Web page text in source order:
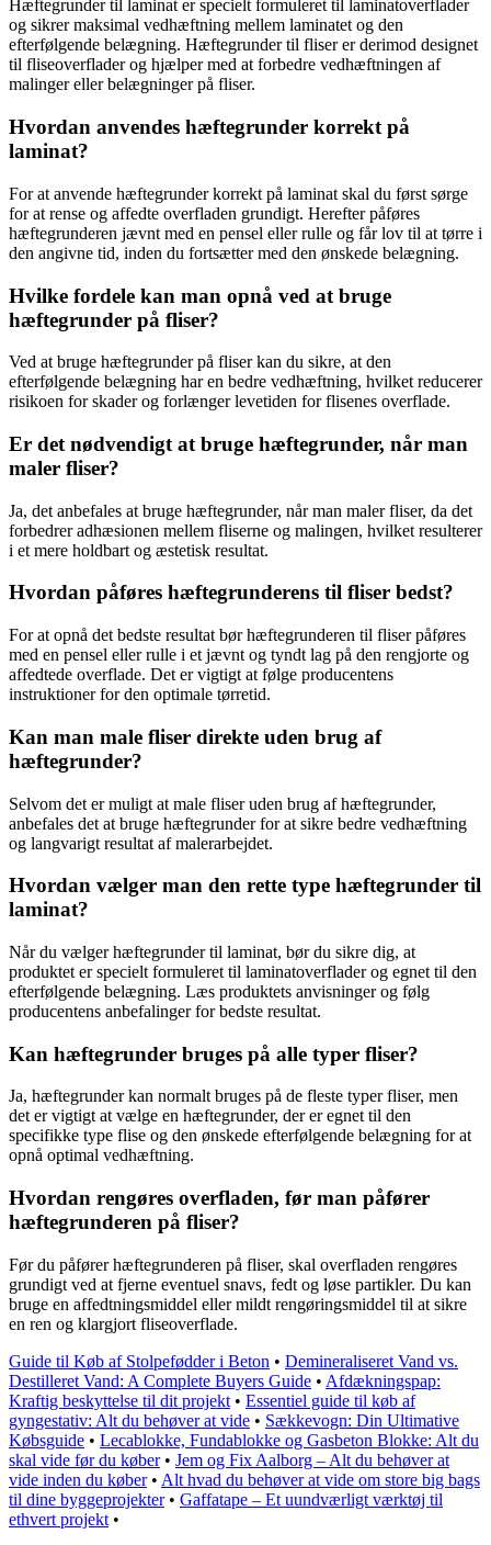
Hæftegrunder til laminat er specielt formuleret til laminatoverflader
og sikrer maksimal vedhæftning mellem laminatet og den
efterfølgende belægning. Hæftegrunder til fliser er derimod designet
til fliseoverflader og hjælper med at forbedre vedhæftningen af
malinger eller belægninger på fliser.
Hvordan anvendes hæftegrunder korrekt på
laminat?
For at anvende hæftegrunder korrekt på laminat skal du først sørge
for at rense og affedte overfladen grundigt. Herefter påføres
hæftegrunderen jævnt med en pensel eller rulle og får lov til at tørre i
den angivne tid, inden du fortsætter med den ønskede belægning.
Hvilke fordele kan man opnå ved at bruge
hæftegrunder på fliser?
Ved at bruge hæftegrunder på fliser kan du sikre, at den
efterfølgende belægning har en bedre vedhæftning, hvilket reducerer
risikoen for skader og forlænger levetiden for flisenes overflade.
Er det nødvendigt at bruge hæftegrunder, når man
maler fliser?
Ja, det anbefales at bruge hæftegrunder, når man maler fliser, da det
forbedrer adhæsionen mellem fliserne og malingen, hvilket resulterer
i et mere holdbart og æstetisk resultat.
Hvordan påføres hæftegrunderens til fliser bedst?
For at opnå det bedste resultat bør hæftegrunderen til fliser påføres
med en pensel eller rulle i et jævnt og tyndt lag på den rengjorte og
affedtede overflade. Det er vigtigt at følge producentens
instruktioner for den optimale tørretid.
Kan man male fliser direkte uden brug af
hæftegrunder?
Selvom det er muligt at male fliser uden brug af hæftegrunder,
anbefales det at bruge hæftegrunder for at sikre bedre vedhæftning
og langvarigt resultat af malerarbejdet.
Hvordan vælger man den rette type hæftegrunder til
laminat?
Når du vælger hæftegrunder til laminat, bør du sikre dig, at
produktet er specielt formuleret til laminatoverflader og egnet til den
efterfølgende belægning. Læs produktets anvisninger og følg
producentens anbefalinger for bedste resultat.
Kan hæftegrunder bruges på alle typer fliser?
Ja, hæftegrunder kan normalt bruges på de fleste typer fliser, men
det er vigtigt at vælge en hæftegrunder, der er egnet til den
specifikke type flise og den ønskede efterfølgende belægning for at
opnå optimal vedhæftning.
Hvordan rengøres overfladen, før man påfører
hæftegrunderen på fliser?
Før du påfører hæftegrunderen på fliser, skal overfladen rengøres
grundigt ved at fjerne eventuel snavs, fedt og løse partikler. Du kan
bruge en affedtningsmiddel eller mildt rengøringsmiddel til at sikre
en ren og klargjort fliseoverflade.
Guide til Køb af Stolpefødder i Beton • Demineraliseret Vand vs.
Destilleret Vand: A Complete Buyers Guide • Afdækningspap:
Kraftig beskyttelse til dit projekt • Essentiel guide til køb af
gyngestativ: Alt du behøver at vide • Sækkevogn: Din Ultimative
Købsguide • Lecablokke, Fundablokke og Gasbeton Blokke: Alt du
skal vide før du køber• Jem og Fix Aalborg – Alt du behøver at
vide inden du køber• Alt hvad du behøver at vide om store big bags
til dine byggeprojekter• Gaffatape – Et uundværligt værktøj til
ethvert projekt •